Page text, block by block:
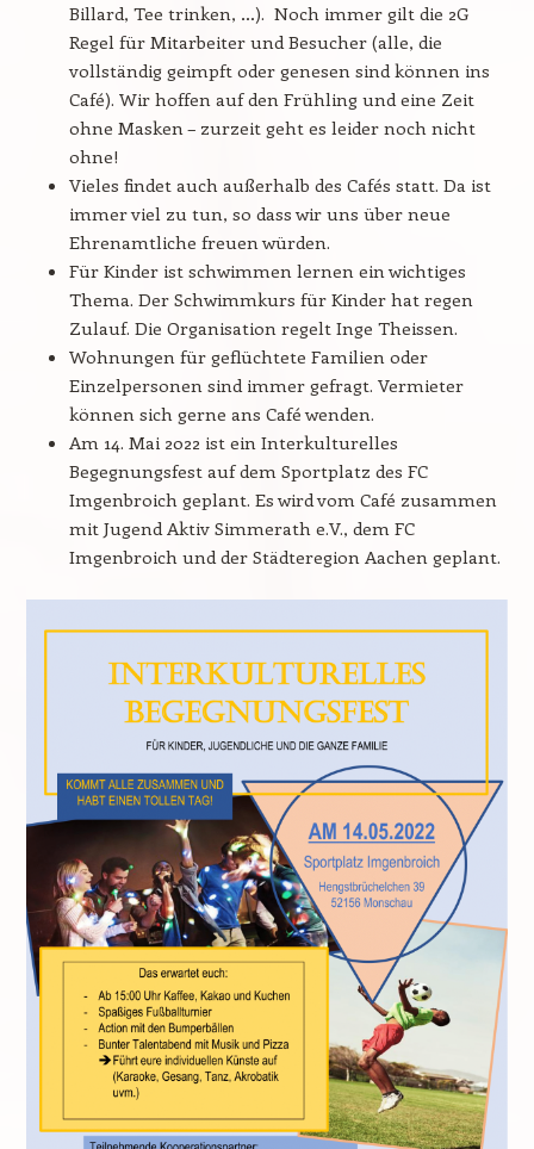
Billard, Tee trinken, …). Noch immer gilt die 2G
Regel für Mitarbeiter und Besucher (alle, die
vollständig geimpft oder genesen sind können ins
Café). Wir hoffen auf den Frühling und eine Zeit
ohne Masken – zurzeit geht es leider noch nicht
ohne!
Vieles findet auch außerhalb des Cafés statt. Da ist
immer viel zu tun, so dass wir uns über neue
Ehrenamtliche freuen würden.
Für Kinder ist schwimmen lernen ein wichtiges
Thema. Der Schwimmkurs für Kinder hat regen
Zulauf. Die Organisation regelt Inge Theissen.
Wohnungen für geflüchtete Familien oder
Einzelpersonen sind immer gefragt. Vermieter
können sich gerne ans Café wenden.
Am 14. Mai 2022 ist ein Interkulturelles
Begegnungsfest auf dem Sportplatz des FC
Imgenbroich geplant. Es wird vom Café zusammen
mit Jugend Aktiv Simmerath e.V., dem FC
Imgenbroich und der Städteregion Aachen geplant.